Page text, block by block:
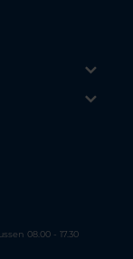
08.00 - 17.30